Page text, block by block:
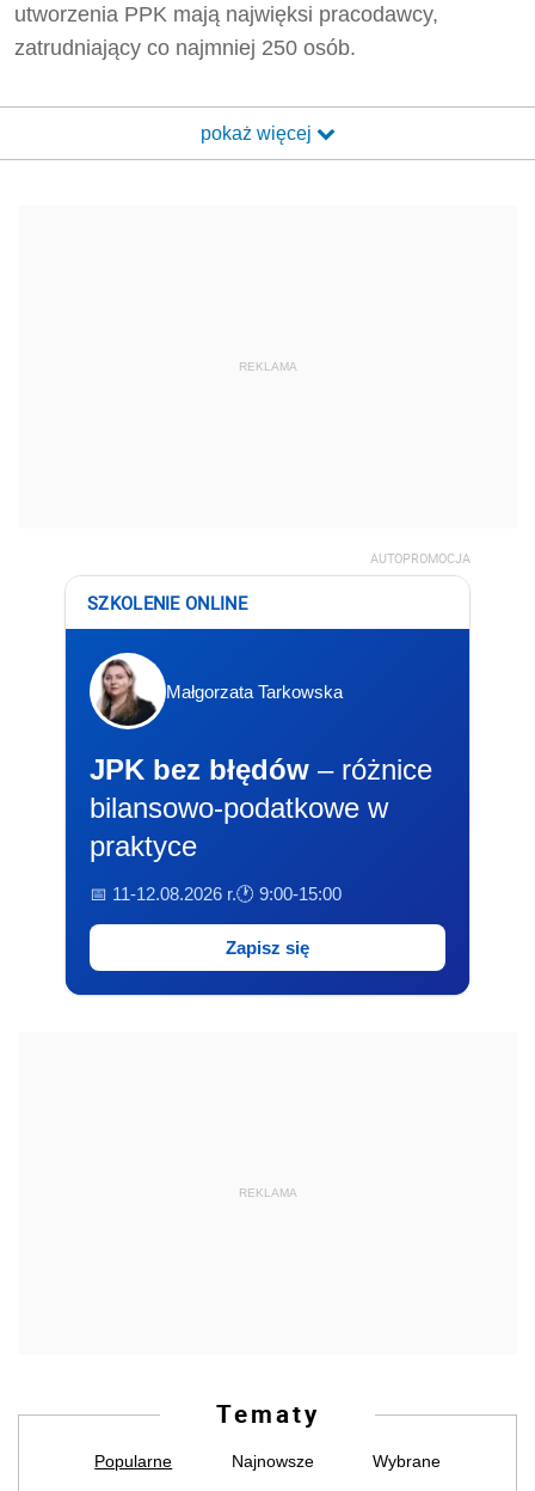
utworzenia PPK mają najwięksi pracodawcy,
zatrudniający co najmniej 250 osób.
pokaż więcej
REKLAMA
AUTOPROMOCJA
SZKOLENIE ONLINE
Małgorzata Tarkowska
JPK bez błędów – różnice
bilansowo-podatkowe w
praktyce
📅 11-12.08.2026 r.🕐 9:00-15:00
Zapisz się
REKLAMA
Tematy
Popularne Najnowsze Wybrane